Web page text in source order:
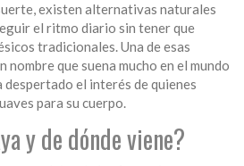
existen alternativas naturales
el ritmo diario sin tener que
tradicionales. Una de esas
nombre que suena mucho en el mundo
el interés de quienes
para su cuerpo.
y de dónde viene?